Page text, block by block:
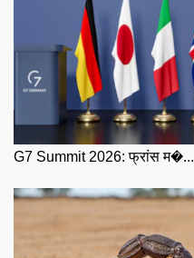
G7 Summit 2026: फ्रांस म�...